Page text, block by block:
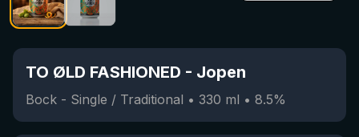
TO ØLD FASHIONED - Jopen
Bock - Single / Traditional • 330 ml • 8.5%